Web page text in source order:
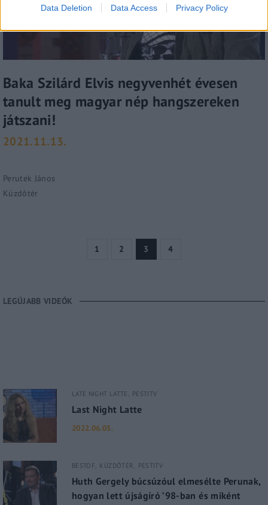
Data Deletion Data Access Privacy Policy
Baka Szilárd Elvis negyvenhét évesen
tanult meg magyar nép hangszereken
játszani!
2021.11.13.
Perutek János
Küzdőtér
1 2 3 4
LEGÚJABB VIDEÓK
LATE NIGHT LATTE PESTITV
Last Night Latte
2022.06.05.
BESTOF KÜZDŐTÉR PESTITV
Huth Gergely búcsúzóul elmesélte Perunak,
hogyan lett újságíró ’98-ban és miként